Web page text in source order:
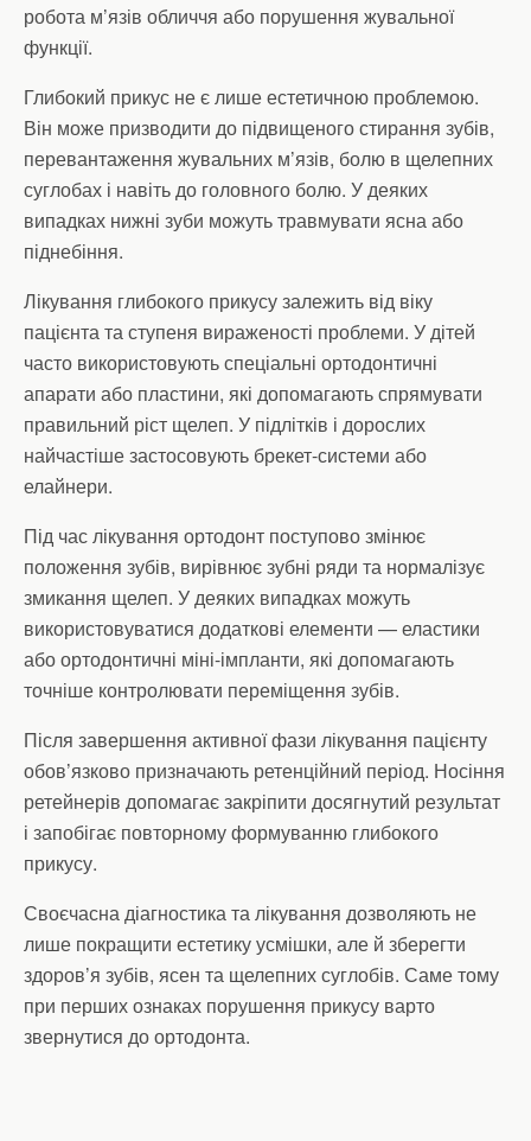
робота м’язів обличчя або порушення жувальної
функції.
Глибокий прикус не є лише естетичною проблемою.
Він може призводити до підвищеного стирання зубів,
перевантаження жувальних м’язів, болю в щелепних
суглобах і навіть до головного болю. У деяких
випадках нижні зуби можуть травмувати ясна або
піднебіння.
Лікування глибокого прикусу залежить від віку
пацієнта та ступеня вираженості проблеми. У дітей
часто використовують спеціальні ортодонтичні
апарати або пластини, які допомагають спрямувати
правильний ріст щелеп. У підлітків і дорослих
найчастіше застосовують брекет-системи або
елайнери.
Під час лікування ортодонт поступово змінює
положення зубів, вирівнює зубні ряди та нормалізує
змикання щелеп. У деяких випадках можуть
використовуватися додаткові елементи — еластики
або ортодонтичні міні-імпланти, які допомагають
точніше контролювати переміщення зубів.
Після завершення активної фази лікування пацієнту
обов’язково призначають ретенційний період. Носіння
ретейнерів допомагає закріпити досягнутий результат
і запобігає повторному формуванню глибокого
прикусу.
Своєчасна діагностика та лікування дозволяють не
лише покращити естетику усмішки, але й зберегти
здоров’я зубів, ясен та щелепних суглобів. Саме тому
при перших ознаках порушення прикусу варто
звернутися до ортодонта.